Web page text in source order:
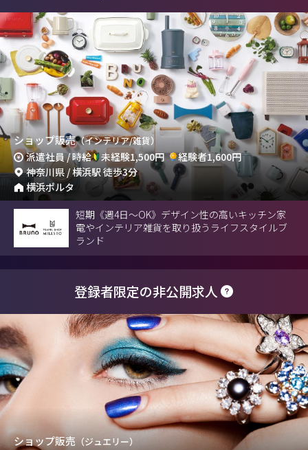
ショップ販売（インテリア/雑貨）
派遣社員 / 時給 未経験1,500円
経験者1,600円
神奈川県 / 横浜駅 徒歩3分
横浜ポルタ
短期《週4日〜OK》デザイン性の高いキッチン家
電やインテリア雑貨を取り扱うライフスタイルブ
ランド
登録者限定の非公開求人
ショップ販売 （ジュエリー）